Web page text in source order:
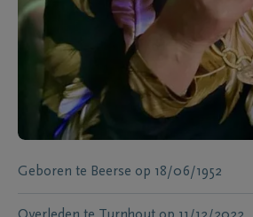
Geboren te Beerse op 18/06/1952